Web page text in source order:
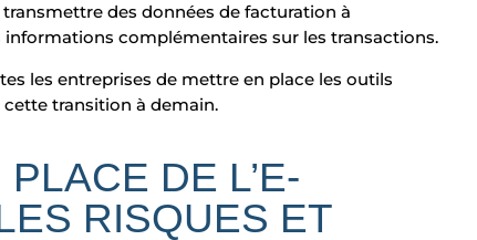
des données de facturation à
informations complémentaires sur les transactions.
les entreprises de mettre en place les outils
cette transition à demain.
DE L’E-
RISQUES ET